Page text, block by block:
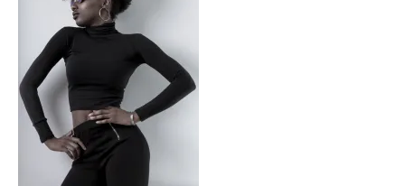
Equilibre
Renaissance
Afrofuturiste